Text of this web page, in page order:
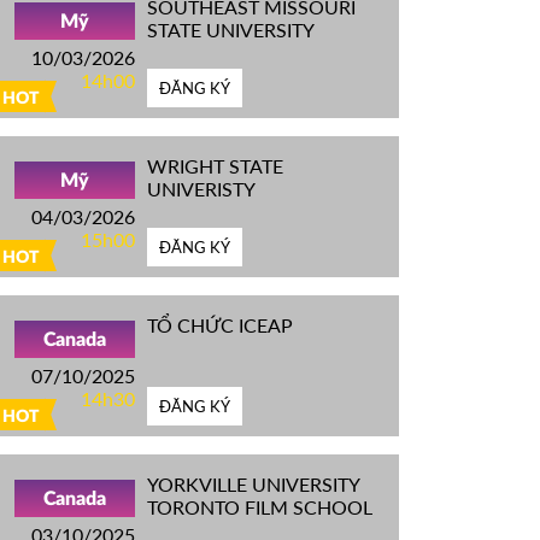
HOT
Mỹ
10/03/2026
14h00
SOUTHEAST MISSOURI
STATE UNIVERSITY
ĐĂNG KÝ
HOT
Mỹ
04/03/2026
15h00
WRIGHT STATE
UNIVERISTY
ĐĂNG KÝ
HOT
Canada
07/10/2025
14h30
TỔ CHỨC ICEAP
ĐĂNG KÝ
Canada
03/10/2025
YORKVILLE UNIVERSITY
TORONTO FILM SCHOOL